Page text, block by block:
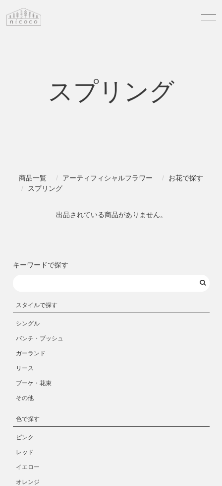
スプリング
商品一覧 アーティフィシャルフラワー
お花で探す
スプリング
出品されている商品がありません。
キーワードで探す
スタイルで探す
シングル
バンチ・ブッシュ
ガーランド
リース
ブーケ・花束
その他
色で探す
ピンク
レッド
イエロー
オレンジ